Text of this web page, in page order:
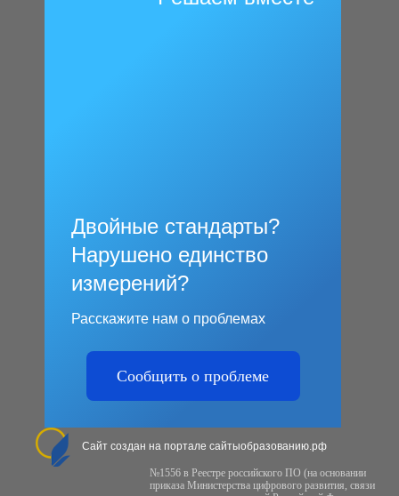
Двойные стандарты?
Нарушено единство
измерений?
Расскажите нам о проблемах
Сообщить о проблеме
Сайт создан на портале сайтыобразованию.рф
№1556 в Реестре российского ПО (на основании
приказа Министерства цифрового развития, связи